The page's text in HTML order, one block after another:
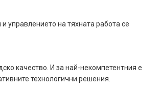
управлението на тяхната работа се
качество. И за най-некомпетентния е
технологични решения.